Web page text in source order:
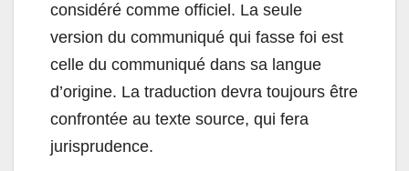
considéré comme officiel. La seule
version du communiqué qui fasse foi est
celle du communiqué dans sa langue
d’origine. La traduction devra toujours être
confrontée au texte source, qui fera
jurisprudence.